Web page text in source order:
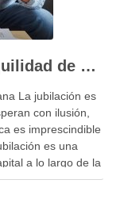
Plan de jubilación: la tranquilidad de delegar su gestión a expertos
La jubilación es
con ilusión,
es imprescindible
es una
a lo largo de la